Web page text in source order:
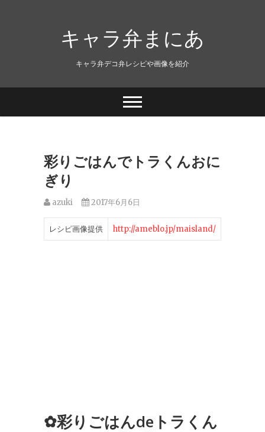
キャラ弁まにあ
キャラ弁デコ弁レシピや画像を紹介
彩りごはんでトラくんおに
ぎり
azuki 2017年6月6日
レシピ画像提供 http://ameblo.jp/maisland/
✿彩りごはんdeトラくん